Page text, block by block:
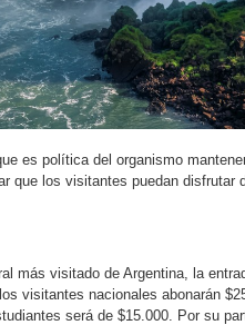
es política del organismo
que los visitantes puedan disfrutar
más visitado de Argentina, la
visitantes nacionales abonarán
será de $15.000. Por su